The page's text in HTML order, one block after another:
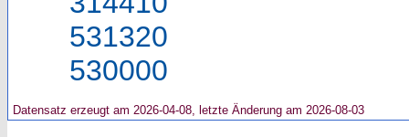
531320
530000
Datensatz erzeugt am 2026-04-08, letzte Änderung am 2026-08-03